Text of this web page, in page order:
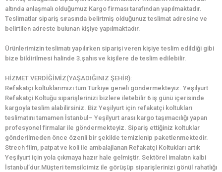
altında anlaşmalı olduğumuz Kargo firması tarafından yapılmaktadır.
Teslimatlar sipariş sırasında belirtmiş olduğunuz teslimat adresine ve
belirtilen adreste bulunan kişiye yapılmaktadır.
Ürünlerimizin teslimatı yapılırken siparişi veren kişiye teslim edildiği gibi
bize bildirilmesi halinde 3.şahıs ve kişilere de teslim edilebilir.
HİZMET VERDİĞİMİZ(YAŞADIĞINIZ ŞEHİR):
Refakatçi koltuklarımızı tüm Türkiye geneli göndermekteyiz. Yeşilyurt
Refakatçi Koltuğu siparişlerinizi bizlere iletebilir 6 iş günü içerisinde
kargoyla teslim alabilirsiniz. Biz Yeşilyurt için refakatçi koltukları
teslimatını tamamen İstanbul– Yeşilyurt arası kargo taşımacılığı yapan
profesyonel firmalar ile göndermekteyiz. Sipariş ettiğiniz koltuklar
gönderilmeden önce özenli bir şekilde temizlenip paketlenmektedir.
Strech film, patpat ve koli ile ambalajlanan Refakatçi Koltukları artık
Yeşilyurt için yola çıkmaya hazır hale gelmiştir. Sektörel imalatın kalbi
İstanbul’dur.Müşteri temsilcimiz ile görüşüp siparişlerinizi gönül rahatlığı